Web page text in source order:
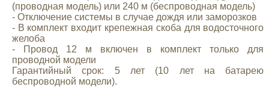
(проводная модель) или 240 м (беспроводная модель)
- Отключение системы в случае дождя или заморозков
- В комплект входит крепежная скоба для водосточного
желоба
- Провод 12 м включен в комплект только для
проводной модели
Гарантийный срок: 5 лет (10 лет на батарею
беспроводной модели).